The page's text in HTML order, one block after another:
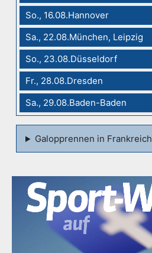
So., 16.08.Hannover
Sa., 22.08.München, Leipzig
So., 23.08.Düsseldorf
Fr., 28.08.Dresden
Sa., 29.08.Baden-Baden
Galopprennen in Frankreich